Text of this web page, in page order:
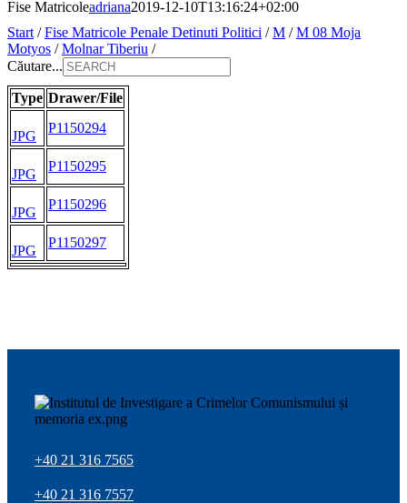
Fise Matricoleadriana2019-12-10T13:16:24+02:00
Start /Fise Matricole Penale Detinuti Politici /M /M 08 Moja
Motyos /Molnar Tiberiu /
Căutare...
Type Drawer/File
JPG
P1150294
JPG
P1150295
JPG
P1150296
JPG
P1150297
+40 21 316 7565
+40 21 316 7557